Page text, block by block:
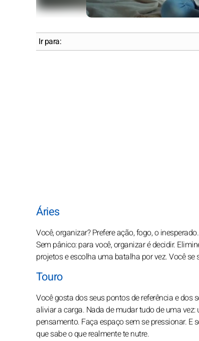
Ir para:
Áries
Você, organizar? Prefere ação, fogo, o
Sem pânico: para você, organizar é decidir.
projetos e escolha uma batalha por vez. Você
Touro
Você gosta dos seus pontos de referência e
aliviar a carga. Nada de mudar tudo de uma
pensamento. Faça espaço sem se pressionar.
que sabe o que realmente te nutre.